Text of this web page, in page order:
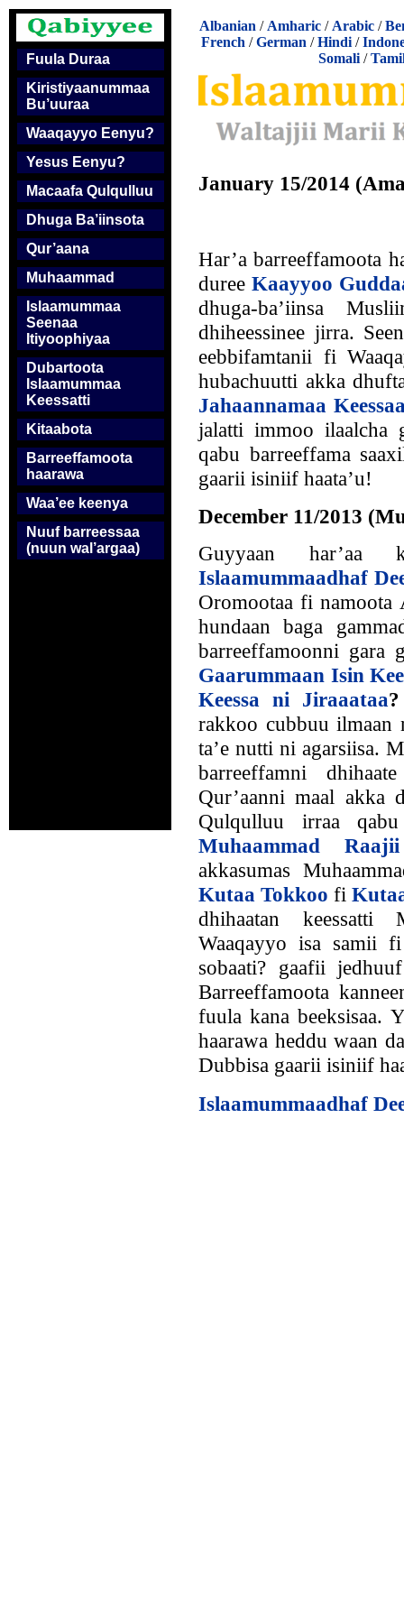
Fuula Duraa
Kiristiyaanummaa
Bu’uuraa
Waaqayyo Eenyu?
Yesus Eenyu?
Macaafa Qulqulluu
Dhuga Ba’iinsota
Qur’aana
Muhaammad
Islaamummaa
Seenaa
Itiyoophiyaa
Dubartoota
Islaamummaa
Keessatti
Kitaabota
Barreeffamoota
haarawa
Waa’ee keenya
Nuuf barreessaa
(nuun wal’argaa)
Albanian / Amharic / Arabic /
French /German /Hindi /
Somali/
January 15/2014
Har’a barreeffamoota
duree Kaayyoo
dhuga-ba’iinsa
dhiheessinee jirra.
eebbifamtanii fi
hubachuutti akka
Jahaannamaa
jalatti immoo ilaalcha
qabu barreeffama
gaarii isiniif haata’u!
December 11/2013
Guyyaan har’aa
Islaamummaadhaf
Oromootaa fi namoota
hundaan baga
barreeffamoonni gara
Gaarummaan Isin
Keessa ni Jiraaataa?
rakkoo cubbuu ilmaan
ta’e nutti ni agarsiisa.
barreeffamni
Qur’aanni maal akka
Qulqulluu irraa
Muhaammad
akkasumas
Kutaa Tokkoo fi
dhihaatan keessatti
Waaqayyo isa samii
sobaati? gaafii
Barreeffamoota
fuula kana beeksisaa.
haarawa heddu waan
Dubbisa gaarii isiniif
Islaamummaadhaf